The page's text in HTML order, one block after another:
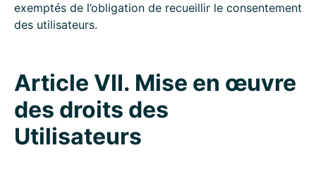
exemptés de l’obligation de recueillir le consentement
des utilisateurs.
Article VII. Mise en œuvre
des droits des
Utilisateurs